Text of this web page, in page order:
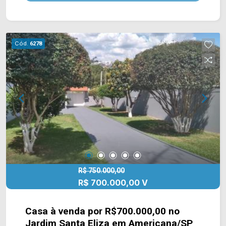
de ter fácil acesso a Rod. Luiz de Queiroz (SP-
304). Entre em contato com a nossa equipe de
vendas e agende a sua visita!! WhatsApp e
Telefone Arbix: (19) 3475-4546 ARBIX IMÓVEIS -
Presente em cada mudança!
Cód. 6278
R$ 750.000,00
R$ 700.000,00 V
Casa à venda por R$700.000,00 no
Jardim Santa Eliza em Americana/SP